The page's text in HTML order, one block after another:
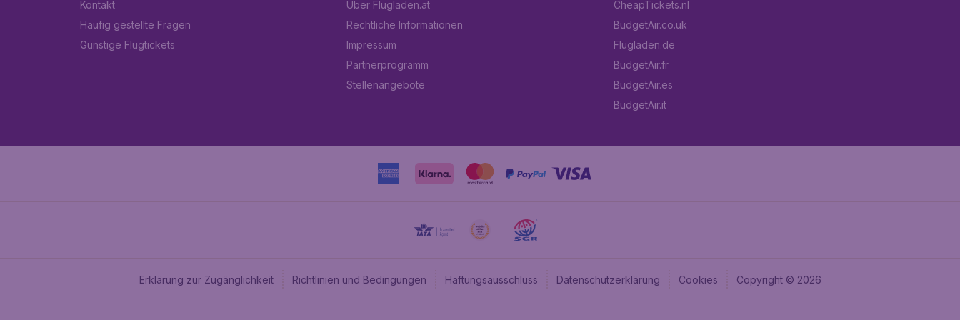
Kontakt
Häufig gestellte Fragen
Günstige Flugtickets
Über Flugladen.at
Rechtliche Informationen
Impressum
Partnerprogramm
Stellenangebote
CheapTickets.nl
BudgetAir.co.uk
Flugladen.de
BudgetAir.fr
BudgetAir.es
BudgetAir.it
Erklärung zur Zugänglichkeit Richtlinien und Bedingungen Haftungsausschluss Datenschutzerklärung Cookies Copyright © 2026